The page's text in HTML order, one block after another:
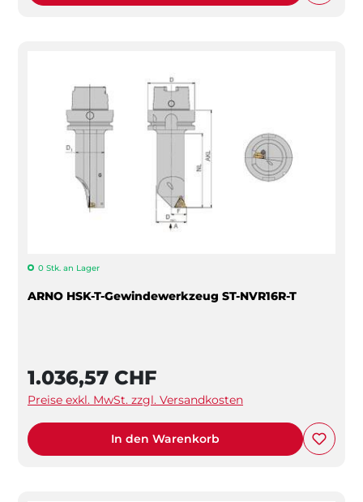
0 Stk. an Lager
ARNO HSK-T-Gewindewerkzeug ST-NVR16R-T
1.036,57 CHF
Preise exkl. MwSt. zzgl. Versandkosten
In den Warenkorb